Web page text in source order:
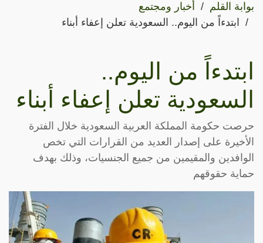
بوابة القلم
أخبار ومجتمع
ابتدءاً من اليوم.. السعودية تعلن إعفاء أبناء
ابتدءاً من اليوم..
السعودية تعلن إعفاء أبناء
حرصت حكومة المملكة العربية السعودية خلال الفترة
الأخيرة على إصدار العديد من القرارات التي تخص
الوافدين والمقيمين من جميع الجنسيات، وذلك بهدف
حماية حقوقهم